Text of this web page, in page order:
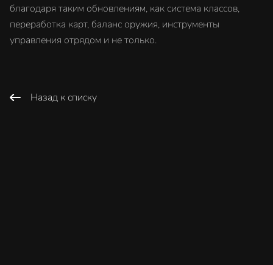
благодаря таким обновлениям, как система классов,
переработка карт, баланс оружия, инструменты
управления отрядом и не только.
Назад к списку